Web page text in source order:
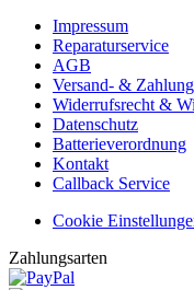
Impressum
Reparaturservice
AGB
Versand- &
Widerrufsrecht &
Datenschutz
Batterieverordnung
Kontakt
Callback Service
Cookie
Zahlungsarten